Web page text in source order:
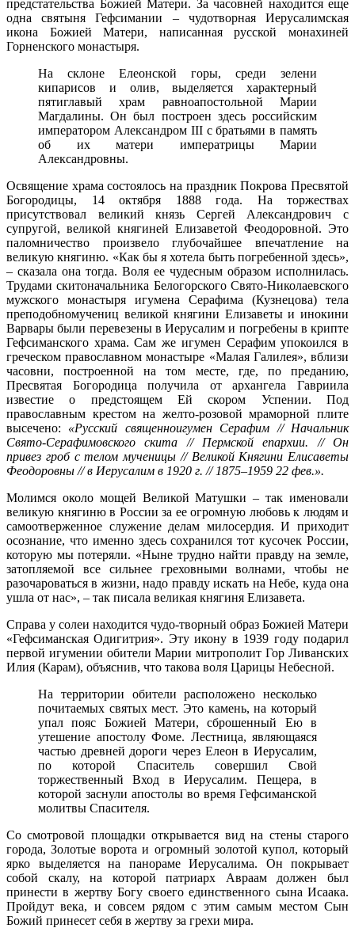
предстательства Божией Матери. За часовней находится еще
одна святыня Гефсимании – чудотворная Иерусалимская
икона Божией Матери, написанная русской монахиней
Горненского монастыря.
На склоне Елеонской горы, среди зелени
кипарисов и олив, выделяется характерный
пятиглавый храм равноапостольной Марии
Магдалины. Он был построен здесь российским
императором Александром III с братьями в память
об их матери императрицы Марии
Александровны.
Освящение храма состоялось на праздник Покрова Пресвятой
Богородицы, 14 октября 1888 года. На торжествах
присутствовал великий князь Сергей Александрович с
супругой, великой княгиней Елизаветой Феодоровной. Это
паломничество произвело глубочайшее впечатление на
великую княгиню. «Как бы я хотела быть погребенной здесь»,
– сказала она тогда. Воля ее чудесным образом исполнилась.
Трудами скитоначальника Белогорского Свято-Николаевского
мужского монастыря игумена Серафима (Кузнецова) тела
преподобномучениц великой княгини Елизаветы и инокини
Варвары были перевезены в Иерусалим и погребены в крипте
Гефсиманского храма. Сам же игумен Серафим упокоился в
греческом православном монастыре «Малая Галилея», вблизи
часовни, построенной на том месте, где, по преданию,
Пресвятая Богородица получила от архангела Гавриила
известие о предстоящем Ей скором Успении. Под
православным крeстом на желто-розовой мраморной плите
высечено: «Русский священноигумен Серафим // Начальник
Свято-Серафимовского скита // Пермской епархии. // Он
привез гроб с телом мученицы // Великой Княгини Елисаветы
Феодоровны // в Иерусалим в 1920 г. // 1875–1959 22 фев.».
Молимся около мощей Великой Матушки – так именовали
великую княгиню в России за ее огромную любовь к людям и
самоотверженное служение делам милосердия. И приходит
осознание, что именно здесь сохранился тот кусочек России,
которую мы потеряли. «Ныне трудно найти правду на земле,
затопляемой все сильнее греховными волнами, чтобы не
разочароваться в жизни, надо правду искать на Небе, куда она
ушла от нас», – так писала великая княгиня Елизавета.
Справа у солеи находится чудо-творный образ Божией Матери
«Гефсиманская Одигитрия». Эту икону в 1939 году подарил
первой игумении обители Марии митрополит Гор Ливанских
Илия (Карам), объяснив, что такова воля Царицы Небесной.
На территории обители расположено несколько
почитаемых святых мест. Это камень, на который
упал пояс Божией Матери, сброшенный Ею в
утешение апостолу Фоме. Лестница, являющаяся
частью древней дороги через Елеон в Иерусалим,
по которой Спаситель совершил Свой
торжественный Вход в Иерусалим. Пещера, в
которой заснули апостолы во время Гефсиманской
молитвы Спасителя.
Со смотровой площадки открывается вид на стены старого
города, Золотые ворота и огромный золотой купол, который
ярко выделяется на панораме Иерусалима. Он покрывает
собой скалу, на которой патриарх Авраам должен был
принести в жертву Богу своего единственного сына Исаака.
Пройдут века, и совсем рядом с этим самым местом Сын
Божий принесет себя в жертву за грехи мира.